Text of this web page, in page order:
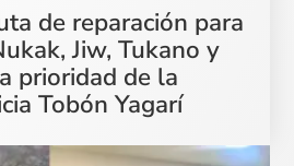
de reparación para
Jiw, Tukano y
prioridad de la
Tobón Yagarí